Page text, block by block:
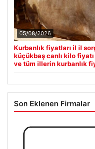
05/08/2026
Kurbanlık fiyatları il il
küçükbaş canlı kilo
ve tüm illerin kurbanlık
Son Eklenen Firmalar